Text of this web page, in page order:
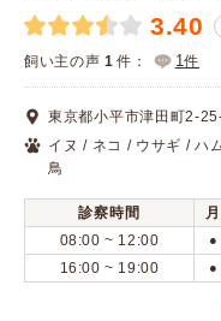
動物病院検索
口コミ検索
Calooペットとは？
口コミ投稿
3.40
飼い主の声 1 件： 1件
東京都小平市津田町2-
イヌ / ネコ / ウサギ / ハ
鳥
診察時間 月
08:00 ~ 12:00
●
16:00 ~ 19:00 ●